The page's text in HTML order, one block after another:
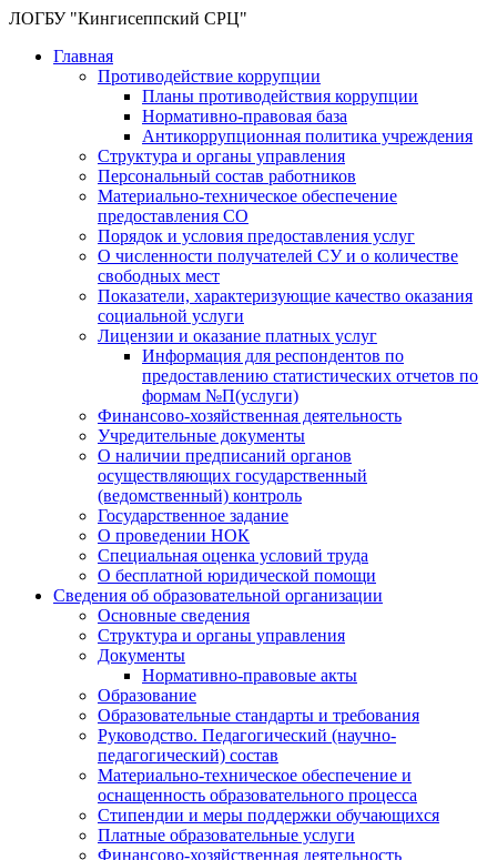
ЛОГБУ "Кингисеппский СРЦ"
Главная
Противодействие коррупции
Планы противодействия коррупции
Нормативно-правовая база
Антикоррупционная политика учреждения
Структура и органы управления
Персональный состав работников
Материально-техническое обеспечение
предоставления СО
Порядок и условия предоставления услуг
О численности получателей СУ и о количестве
свободных мест
Показатели, характеризующие качество оказания
социальной услуги
Лицензии и оказание платных услуг
Информация для респондентов по
предоставлению статистических отчетов по
формам №П(услуги)
Финансово-хозяйственная деятельность
Учредительные документы
О наличии предписаний органов
осуществляющих государственный
(ведомственный) контроль
Государственное задание
О проведении НОК
Специальная оценка условий труда
О бесплатной юридической помощи
Сведения об образовательной организации
Основные сведения
Структура и органы управления
Документы
Нормативно-правовые акты
Образование
Образовательные стандарты и требования
Руководство. Педагогический (научно-
педагогический) состав
Материально-техническое обеспечение и
оснащенность образовательного процесса
Стипендии и меры поддержки обучающихся
Платные образовательные услуги
Финансово-хозяйственная деятельность